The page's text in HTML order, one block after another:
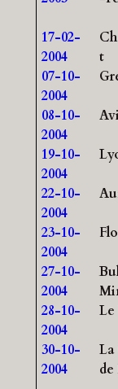
17-02-
2004
t
07-10-
2004
08-10-
2004
19-10-
2004
22-10-
2004
23-10-
2004
27-10-
2004
28-10-
2004
Le
30-10-
2004
La
de